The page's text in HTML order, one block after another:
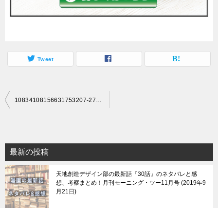
Tweet
投
ビ
ゲ
ー
シ
10834108156631753207-2714985596d2ca7bf62efa69edc2f9fa
最新の投稿
天地創造デザイン部の最新話『30話』のネタバレと感
想、考察まとめ！月刊モーニング・ツー11月号 2019年9
月21日